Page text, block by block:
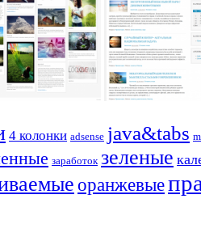
4 колонки adsense java&tabs
заработок зеленые
оранжевые